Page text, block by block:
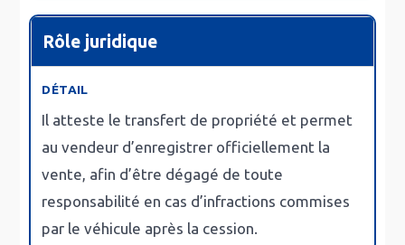
Rôle juridique
Il atteste le transfert de propriété et permet
au vendeur d’enregistrer officiellement la
vente, afin d’être dégagé de toute
responsabilité en cas d’infractions commises
par le véhicule après la cession.